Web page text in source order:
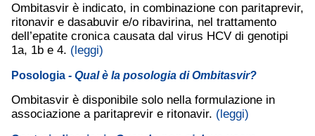
Ombitasvir è indicato, in combinazione con paritaprevir,
ritonavir e dasabuvir e/o ribavirina, nel trattamento
dell’epatite cronica causata dal virus HCV di genotipi
1a, 1b e 4. (leggi)
Posologia - Qual è la posologia di Ombitasvir?
Ombitasvir è disponibile solo nella formulazione in
associazione a paritaprevir e ritonavir. (leggi)